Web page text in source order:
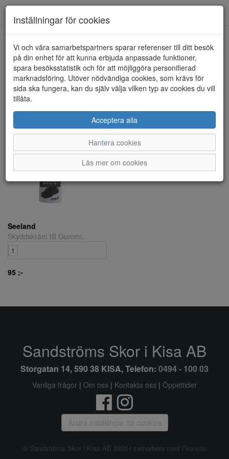
Seeland (1 artiklar)
Sortera efter:
Seeland
1
95 ;-
Inställningar för cookies
Vi och våra samarbetspartners sparar referenser till ditt besök
på din enhet för att kunna erbjuda anpassade funktioner,
spara besöksstatistik och för att möjliggöra personifierad
marknadsföring. Utöver nödvändiga cookies, som krävs för
sida ska fungera, kan du själv välja vilken typ av cookies du vill
tillåta.
Acceptera alla
Hantera cookies
Läs mer om cookies
Sandströms Skor i Kisa AB
Storgatan 14, 590 38 KISA, Telefon: 0494 - 100 03
Vanliga frågor | Om oss | Kontakta oss | Öppettider
Ändra inställingar för cookies
© Sandströms Skor i Kisa AB 2026 i samarbete med Flexicon